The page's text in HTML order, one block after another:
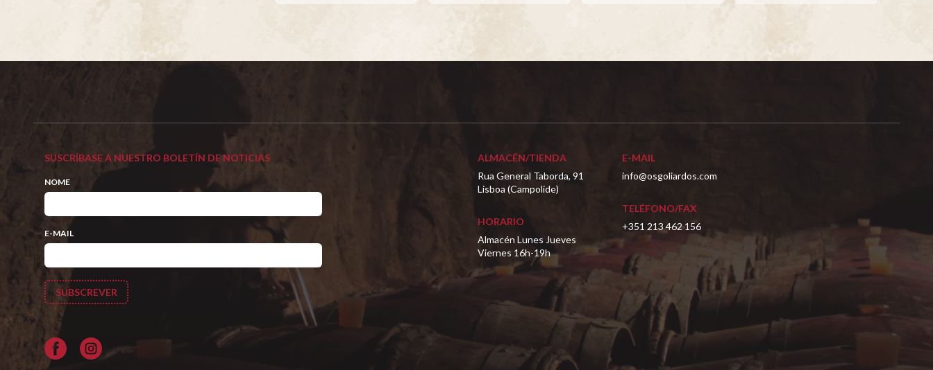
SUSCRÍBASE A NUESTRO BOLETÍN DE NOTICIAS
NOME
E-MAIL
Facebook
ALMACÉN/TIENDA
Rua General Taborda, 91
Lisboa (Campolide)
HORARIO
Almacén Lunes Jueves
Viernes 16h-19h
E-MAIL
info@osgoliardos.com
TELÉFONO/FAX
+351 213 462 156